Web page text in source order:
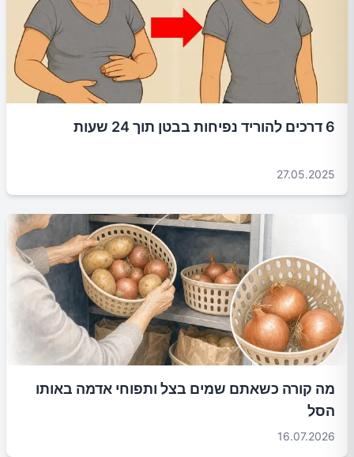
6 דרכים להוריד נפיחות בבטן תוך 24 שעות
27.05.2025
מה קורה כשאתם שמים בצל ותפוחי אדמה באותו
הסל
16.07.2026